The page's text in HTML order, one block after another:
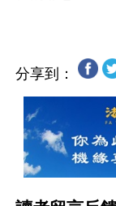
分享到：